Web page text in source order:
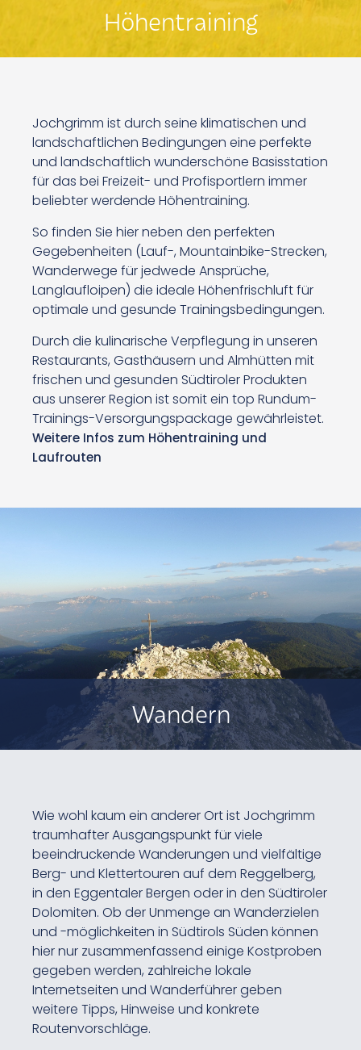
Höhentraining
Jochgrimm ist durch seine klimatischen und
landschaftlichen Bedingungen eine perfekte
und landschaftlich wunderschöne Basisstation
für das bei Freizeit- und Profisportlern immer
beliebter werdende Höhentraining.
So finden Sie hier neben den perfekten
Gegebenheiten (Lauf-, Mountainbike-Strecken,
Wanderwege für jedwede Ansprüche,
Langlaufloipen) die ideale Höhenfrischluft für
optimale und gesunde Trainingsbedingungen.
Durch die kulinarische Verpflegung in unseren
Restaurants, Gasthäusern und Almhütten mit
frischen und gesunden Südtiroler Produkten
aus unserer Region ist somit ein top Rundum-
Trainings-Versorgungspackage gewährleistet.
Weitere Infos zum Höhentraining und
Laufrouten
Wandern
Wie wohl kaum ein anderer Ort ist Jochgrimm
traumhafter Ausgangspunkt für viele
beeindruckende Wanderungen und vielfältige
Berg- und Klettertouren auf dem Reggelberg,
in den Eggentaler Bergen oder in den Südtiroler
Dolomiten. Ob der Unmenge an Wanderzielen
und -möglichkeiten in Südtirols Süden können
hier nur zusammenfassend einige Kostproben
gegeben werden, zahlreiche lokale
Internetseiten und Wanderführer geben
weitere Tipps, Hinweise und konkrete
Routenvorschläge.